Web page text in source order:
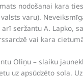
nodošanai kara
varu).
seržantu A. Lapko,
vai kara
Oliņu – slaiku
uz apsūdzēto sola.